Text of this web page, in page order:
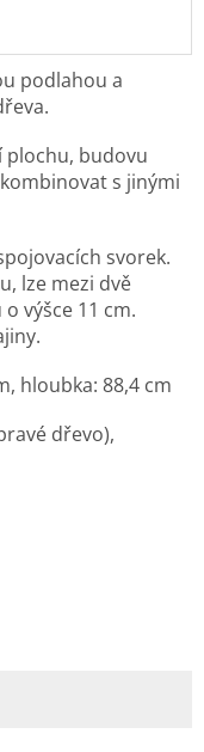
podlahou a
plochu, budovu
s jinými
svorek.
lze mezi dvě
výšce 11 cm.
hloubka: 88,4 cm
dřevo),